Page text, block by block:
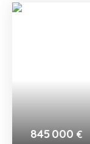
845 000 €